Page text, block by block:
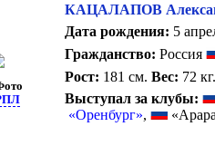
КАЦАЛАПОВ
Дата рождения: 5
Гражданство: Россия
Рост: 181 см.Вес: 72 кг.
Выступал за клубы:
«Оренбург»,